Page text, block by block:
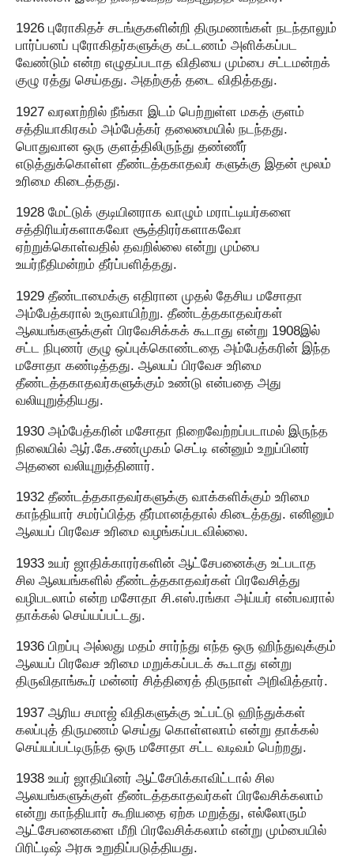
1926 புரோகிதச் சடங்குகளின்றி திருமணங்கள் நடந்தாலும்
பார்ப்பனப் புரோகிதர்களுக்கு கட்டணம் அளிக்கப்பட
வேண்டும் என்ற எழுதப்படாத விதியை மும்பை சட்டமன்றக்
குழு ரத்து செய்தது. அதற்குத் தடை விதித்தது.
1927 வரலாற்றில் நீங்கா இடம் பெற்றுள்ள மகத் குளம்
சத்தியாகிரகம் அம்பேத்கர் தலைமையில் நடந்தது.
பொதுவான ஒரு குளத்திலிருந்து தண்ணீர்
எடுத்துக்கொள்ள தீண்டத்தகாதவர் களுக்கு இதன் மூலம்
உரிமை கிடைத்தது.
1928 மேட்டுக் குடியினராக வாழும் மராட்டியர்களை
சத்திரியர்களாகவோ சூத்திரர்களாகவோ
ஏற்றுக்கொள்வதில் தவறில்லை என்று மும்பை
உயர்நீதிமன்றம் தீர்ப்பளித்தது.
1929 தீண்டாமைக்கு எதிரான முதல் தேசிய மசோதா
அம்பேத்கரால் உருவாயிற்று. தீண்டத்தகாதவர்கள்
ஆலயங்களுக்குள் பிரவேசிக்கக் கூடாது என்று 1908இல்
சட்ட நிபுணர் குழு ஒப்புக்கொண்டதை அம்பேத்கரின் இந்த
மசோதா கண்டித்தது. ஆலயப் பிரவேச உரிமை
தீண்டத்தகாதவர்களுக்கும் உண்டு என்பதை அது
வலியுறுத்தியது.
1930 அம்பேத்கரின் மசோதா நிறைவேற்றப்படாமல் இருந்த
நிலையில் ஆர்.கே.சண்முகம் செட்டி என்னும் உறுப்பினர்
அதனை வலியுறுத்தினார்.
1932 தீண்டத்தகாதவர்களுக்கு வாக்களிக்கும் உரிமை
காந்தியார் சமர்ப்பித்த தீர்மானத்தால் கிடைத்தது. எனினும்
ஆலயப் பிரவேச உரிமை வழங்கப்படவில்லை.
1933 உயர் ஜாதிக்காரர்களின் ஆட்சேபனைக்கு உட்படாத
சில ஆலயங்களில் தீண்டத்தகாதவர்கள் பிரவேசித்து
வழிபடலாம் என்ற மசோதா சி.எஸ்.ரங்கா அய்யர் என்பவரால்
தாக்கல் செய்யப்பட்டது.
1936 பிறப்பு அல்லது மதம் சார்ந்து எந்த ஒரு ஹிந்துவுக்கும்
ஆலயப் பிரவேச உரிமை மறுக்கப்படக் கூடாது என்று
திருவிதாங்கூர் மன்னர் சித்திரைத் திருநாள் அறிவித்தார்.
1937 ஆரிய சமாஜ் விதிகளுக்கு உட்பட்டு ஹிந்துக்கள்
கலப்புத் திருமணம் செய்து கொள்ளலாம் என்று தாக்கல்
செய்யப்பட்டிருந்த ஒரு மசோதா சட்ட வடிவம் பெற்றது.
1938 உயர் ஜாதியினர் ஆட்சேபிக்காவிட்டால் சில
ஆலயங்களுக்குள் தீண்டத்தகாதவர்கள் பிரவேசிக்கலாம்
என்று காந்தியார் கூறியதை ஏற்க மறுத்து, எல்லோரும்
ஆட்சேபனைகளை மீறி பிரவேசிக்கலாம் என்று மும்பையில்
பிரிட்டிஷ் அரசு உறுதிப்படுத்தியது.